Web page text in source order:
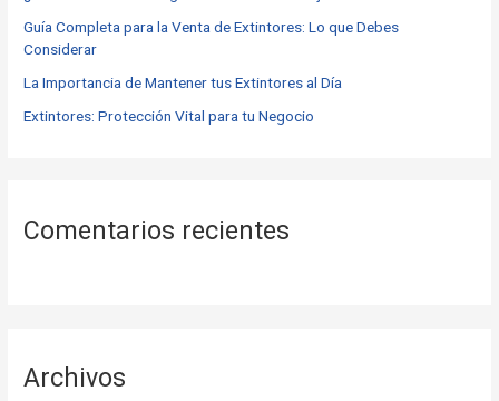
r
:
Guía Completa para la Venta de Extintores: Lo que Debes
Considerar
La Importancia de Mantener tus Extintores al Día
Extintores: Protección Vital para tu Negocio
Comentarios recientes
Archivos